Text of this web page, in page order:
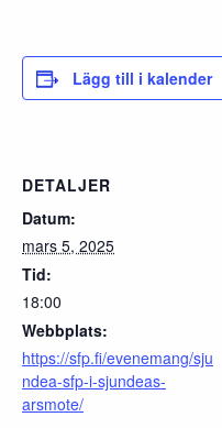
Lägg till i kalender
DETALJER
Datum:
mars 5, 2025
Tid:
18:00
Webbplats:
https://sfp.fi/evenemang/sju
ndea-sfp-i-sjundeas-
arsmote/